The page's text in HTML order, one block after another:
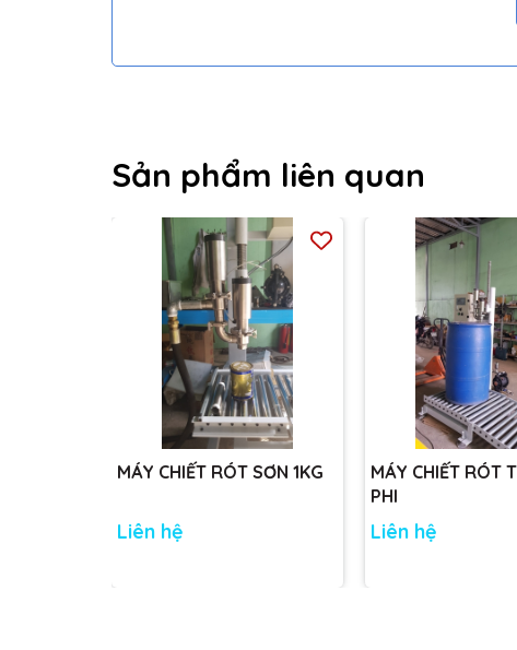
Sản phẩm liên quan
MÁY CHIẾT RÓT SƠN 1KG
Liên hệ
MÁY CHIẾT RÓT
PHI
Liên hệ